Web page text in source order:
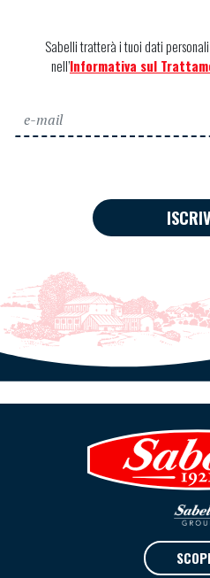
Sabelli tratterà i tuoi dati
nell’Informativa sul